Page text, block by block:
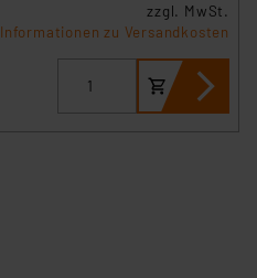
zzgl. MwSt.
Informationen zu Versandkosten